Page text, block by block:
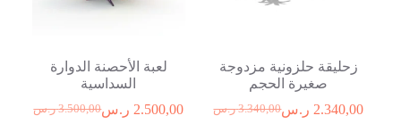
زحليقة حلزونية مزدوجة
صغيرة الحجم
3.340,00 ر.س 2.340,00 ر.س
لعبة الأحصنة الدوارة
السداسية
3.500,00 ر.س 2.500,00 ر.س